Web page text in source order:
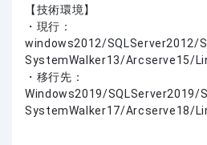
【技術環境】
・現行：
windows2012/SQLServer2012/
SystemWalker13/Arcserve15/
・移行先：
Windows2019/SQLServer2019/
SystemWalker17/Arcserve18/